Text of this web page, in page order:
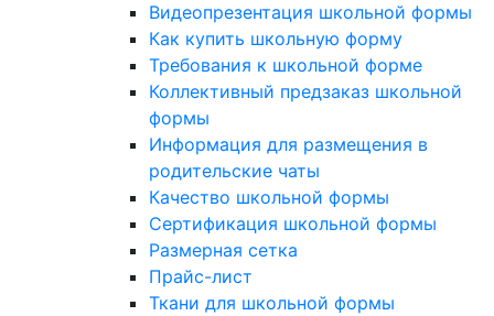
Видеопрезентация школьной формы
Как купить школьную форму
Требования к школьной форме
Коллективный предзаказ школьной
формы
Информация для размещения в
родительские чаты
Качество школьной формы
Сертификация школьной формы
Размерная сетка
Прайс-лист
Ткани для школьной формы